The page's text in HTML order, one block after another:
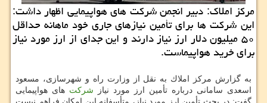
مركز املاك: دبیر انجمن شركت های هواپیمایی اظهار داشت:
این شركت ها برای تأمین نیازهای جاری خود ماهانه حداقل
۵۰ میلیون دلار ارز نیاز دارند و این جدای از ارز مورد نیاز
برای خرید هواپیماست.
به گزارش مركز املاك به نقل از وزارت راه و شهرسازی، مسعود
اسعدی سامانی درباره تأمین ارز مورد نیاز شركت های هواپیمایی